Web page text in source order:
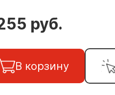
руб.
В корзину